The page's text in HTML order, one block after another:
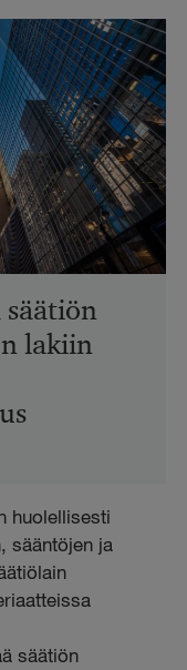
säätiön
lakiin
huolellisesti
sääntöjen ja
säätiön